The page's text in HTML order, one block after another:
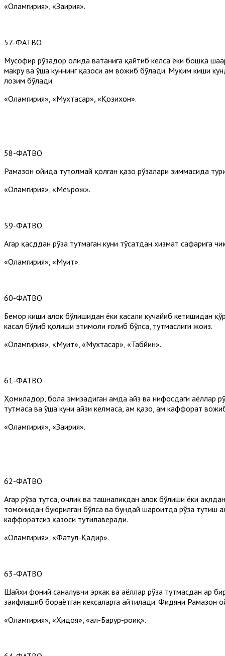
«Оламгирия», «Заҳирия».
57-ФАТВО
Мусофир рўзадор ҳолида ватанига қайтиб келса ёки бошқа
макруҳ ва ўша куннинг қазоси ҳам вожиб бўлади. Муқим киши
лозим бўлади.
«Оламгирия», «Мухтасар», «Қозихон».
58-ФАТВО
Рамазон ойида тутолмай қолган қазо рўзалари зиммасида
«Оламгирия», «Меърож».
59-ФАТВО
Агар қасддан рўза тутмаган куни тўсатдан хизмат сафарига
«Оламгирия», «Муҳит».
60-ФАТВО
Бемор киши ҳалок бўлишидан ёки касали кучайиб кетишидан
касал бўлиб қолиши эҳтимоли ғолиб бўлса, тутмаслиги жоиз.
«Оламгирия», «Муҳит», «Мухтасар», «Табйин».
61-ФАТВО
Ҳомиладор, бола эмизадиган ҳамда ҳайз ва нифосдаги аёллар
тутмаса ва ўша куни ҳайзи келмаса, ҳам қазо, ҳам каффорат
«Оламгирия», «Заҳирия».
62-ФАТВО
Агар рўза тутса, очлик ва ташналикдан ҳалок бўлиши ёки
томонидан буюрилган бўлса ва бундай шароитда рўза тутиш
каффоратсиз қазоси тутилаверади.
«Оламгирия», «Фатҳул-Қадир».
63-ФАТВО
Шайхи фоний саналувчи эркак ва аёллар рўза тутмасдан ҳар
заифлашиб бораётган кексаларга айтилади. Фидяни Рамазон
«Оламгирия», «Ҳидоя», «ал-Баҳрур-роиқ».